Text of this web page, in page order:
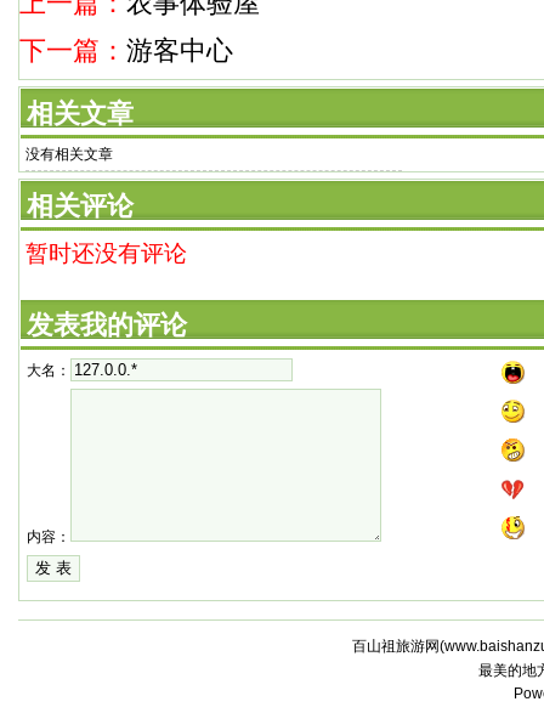
下一篇： 游客中心
相关文章
没有相关文章
相关评论
暂时还没有评论
发表我的评论
大名：
内容：
百山祖旅游网(
最美的地